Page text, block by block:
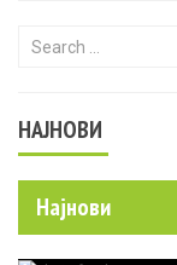
Search for:
НАЈНОВИ
Најнови